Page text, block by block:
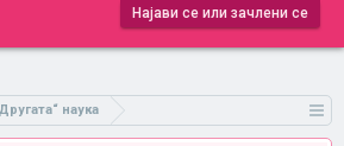
Најави се или зачлени се
наука